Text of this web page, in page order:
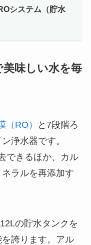
システム（貯水
美味しい水を毎
（RO）
と7段階ろ
浄水器です。
できるほか、カル
ラルを再添加す
の貯水タンクを
誇ります。アル